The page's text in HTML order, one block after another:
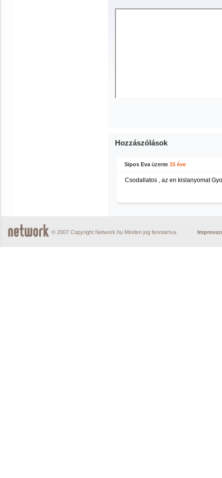
Hozzászólások
Sipos Eva üzente 15 éve
Csodallatos , az en kislanyomat
© 2007 Copyright Network.hu Minden jog fenntartva.